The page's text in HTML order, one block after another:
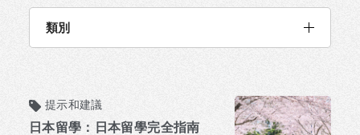
類別
提示和建議
日本留學：日本留學完全指南